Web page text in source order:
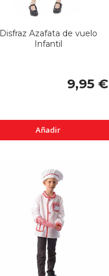
Disfraz Azafata de vuelo
Infantil
9,95 €
Añadir